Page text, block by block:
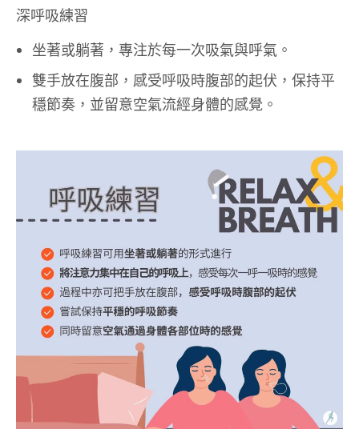
深呼吸練習
坐著或躺著，專注於每一次吸氣與呼氣。
雙手放在腹部，感受呼吸時腹部的起伏，保持平
穩節奏，並留意空氣流經身體的感覺。